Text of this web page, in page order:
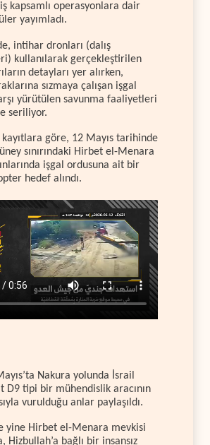
kapsamlı operasyonlara dair
yayımladı.
intihar dronları (dalış
kullanılarak gerçekleştirilen
detayları yer alırken,
sızmaya çalışan işgal
yürütülen savunma faaliyetleri
seriliyor.
kayıtlara göre, 12 Mayıs tarihinde
sınırındaki Hirbet el-Menara
işgal ordusuna ait bir
hedef alındı.
Nakura yolunda İsrail
D9 tipi bir mühendislik aracının
vurulduğu anlar paylaşıldı.
yine Hirbet el-Menara mevkisi
Hizbullah’a bağlı bir insansız